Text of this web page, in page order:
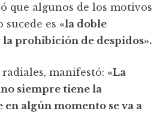
que algunos de los motivos
es «la doble
prohibición de despidos».
manifestó: «La
siempre tiene la
en algún momento se va a